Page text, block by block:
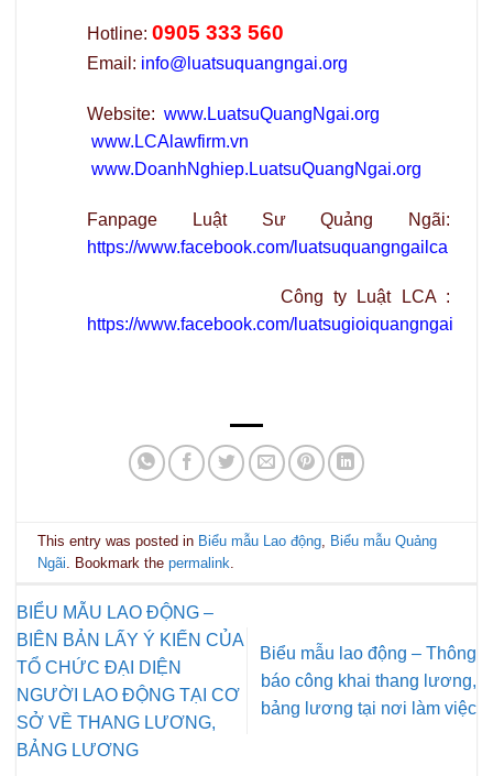
Hotline: 0905 333 560
Email: info@luatsuquangngai.org
Website: www.LuatsuQuangNgai.org
www.LCAlawfirm.vn
www.DoanhNghiep.LuatsuQuangNgai.org
Fanpage Luật Sư Quảng Ngãi:
https://www.facebook.com/luatsuquangngailca
Công ty Luật LCA :
https://www.facebook.com/luatsugioiquangngai
This entry was posted in Biểu mẫu Lao động Biểu mẫu Quảng
Ngãi . Bookmark thepermalink
BIỂU MẪU LAO ĐỘNG –
BIÊN BẢN LẤY Ý KIẾN CỦA
TỔ CHỨC ĐẠI DIỆN
NGƯỜI LAO ĐỘNG TẠI CƠ
SỞ VỀ THANG LƯƠNG,
BẢNG LƯƠNG
Biểu mẫu lao động – Thông
báo công khai thang lương,
bảng lương tại nơi làm việc